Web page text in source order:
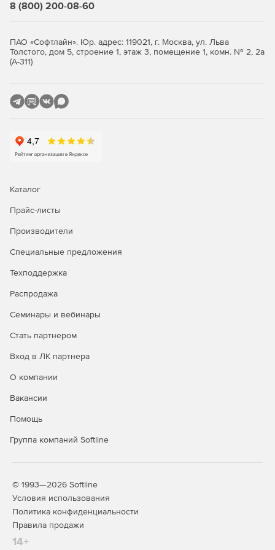
производителя, дату производства, серийный номер и
в PDF, MS Word, MS Excel, Open Office и другие форматы.
Пользователь может самостоятельно настраивать
шаблоны во встроенном визуальном редакторе и
перечень прав доступа к функциям и данным позволяет
гибко настраивать возможности каждого оператора базы
Использование клиент-серверной технологии.
секретность данных.
Учет отдельных комплектующих рабочих станций.
Отслеживание истории перемещения устройств, их
ремонта и профилактики.
Учет заявок от пользователей.
Учет лицензий на программное обеспечение.
Возможность ручного ввода данных и импорт
устройств из отчетов программ анализа конфигурации
Импорт пользователей из Active Directory.
Мощный механизм поиска устройств, расходных
материалов и лицензий.
8 (800) 200-08-60
ПАО «Софтлайн». Юр. адрес: 119021, г. Москва, ул. Льва
Толстого, дом 5, строение 1, этаж 3, помещение 1, комн. № 2, 2а
(А-311)
Каталог
Прайс-листы
Производители
Специальные предложения
Техподдержка
Распродажа
Семинары и вебинары
Стать партнером
Вход в ЛК партнера
О компании
Вакансии
Помощь
Группа компаний Softline
© 1993—2026 Softline
Условия использования
Политика конфиденциальности
Правила продажи
14+